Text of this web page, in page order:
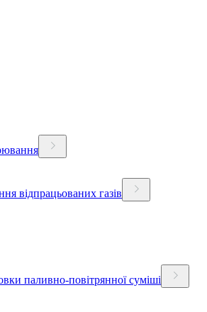
відпрацьованих газів
паливно-повітрянної суміші